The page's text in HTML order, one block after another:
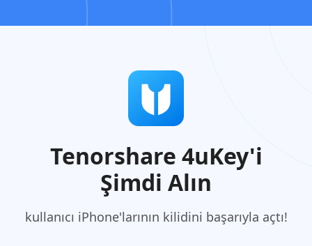
Tenorshare 4uKey'i
Şimdi Alın
kullanıcı iPhone'larının kilidini başarıyla açtı!